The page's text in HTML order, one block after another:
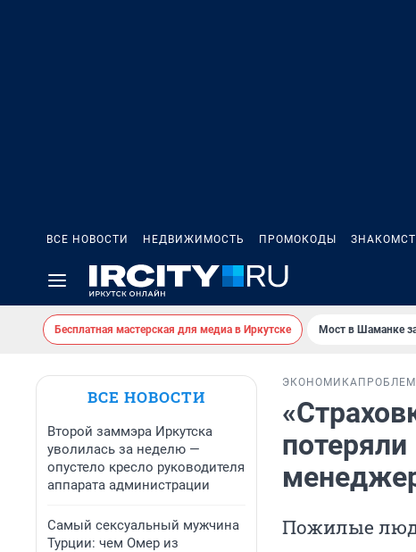
ВСЕ НОВОСТИ НЕДВИЖИМОСТЬ ПРОМОКОДЫ
Бесплатная мастерская для медиа в Иркутске Мост в Шаманке
ВСЕ НОВОСТИ
Второй заммэра Иркутска
уволилась за неделю —
опустело кресло руководителя
аппарата администрации
Самый сексуальный мужчина
Турции: чем Омер из
ЭКОНОМИКА
Пожилые